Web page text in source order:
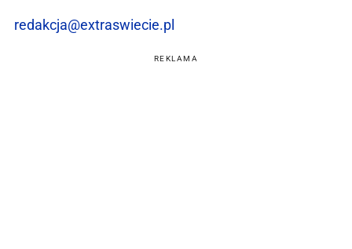
redakcja@extraswiecie.pl
REKLAMA